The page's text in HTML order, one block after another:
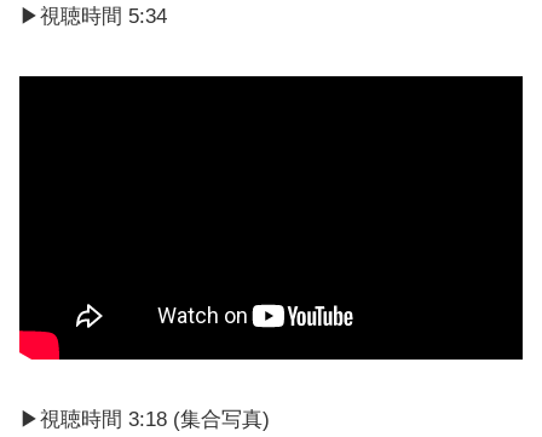
▶視聴時間 5:34
▶︎視聴時間 3:18 (集合写真)